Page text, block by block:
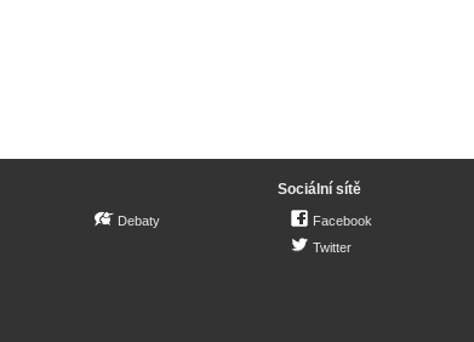
Debaty
Sociální sítě
Facebook
Twitter